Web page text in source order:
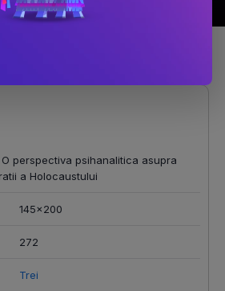
perspectiva psihanalitica asupra
a Holocaustului
145x200
272
Trei